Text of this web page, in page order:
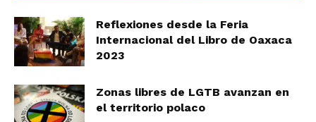
Reflexiones desde la Feria
Internacional del Libro de Oaxaca
2023
Zonas libres de LGTB avanzan en
el territorio polaco